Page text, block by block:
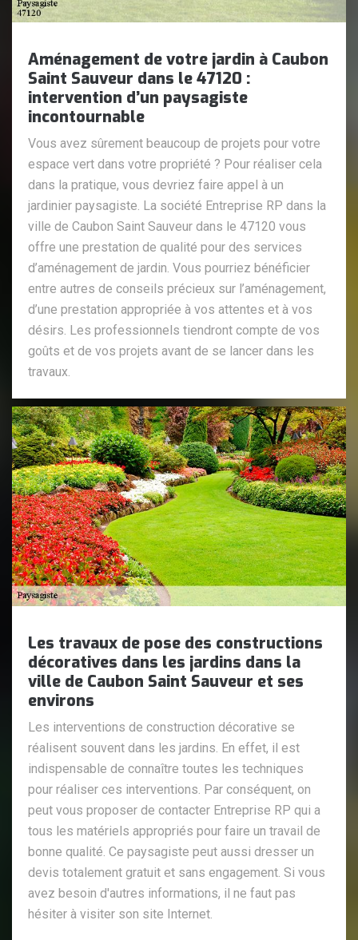
Aménagement de votre jardin à Caubon
Saint Sauveur dans le 47120 :
intervention d’un paysagiste
incontournable
Vous avez sûrement beaucoup de projets pour votre
espace vert dans votre propriété ? Pour réaliser cela
dans la pratique, vous devriez faire appel à un
jardinier paysagiste. La société Entreprise RP dans la
ville de Caubon Saint Sauveur dans le 47120 vous
offre une prestation de qualité pour des services
d’aménagement de jardin. Vous pourriez bénéficier
entre autres de conseils précieux sur l’aménagement,
d’une prestation appropriée à vos attentes et à vos
désirs. Les professionnels tiendront compte de vos
goûts et de vos projets avant de se lancer dans les
travaux.
Les travaux de pose des constructions
décoratives dans les jardins dans la
ville de Caubon Saint Sauveur et ses
environs
Les interventions de construction décorative se
réalisent souvent dans les jardins. En effet, il est
indispensable de connaître toutes les techniques
pour réaliser ces interventions. Par conséquent, on
peut vous proposer de contacter Entreprise RP qui a
tous les matériels appropriés pour faire un travail de
bonne qualité. Ce paysagiste peut aussi dresser un
devis totalement gratuit et sans engagement. Si vous
avez besoin d'autres informations, il ne faut pas
hésiter à visiter son site Internet.